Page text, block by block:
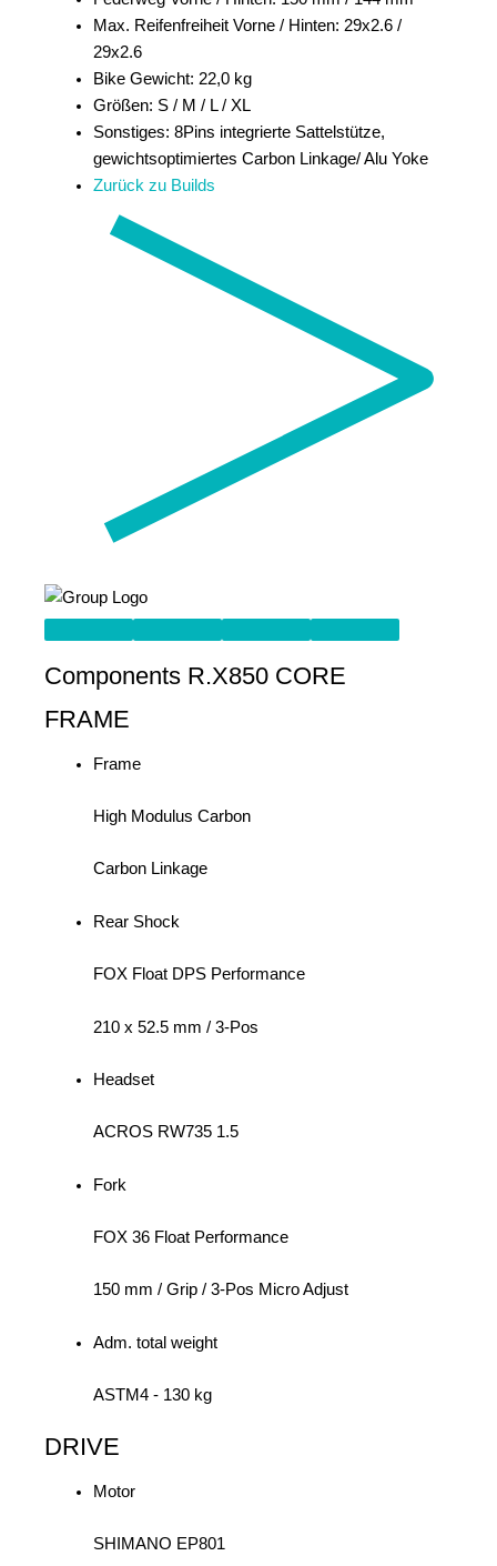
Max. Reifenfreiheit Vorne / Hinten: 29x2.6 /
29x2.6
Bike Gewicht: 22,0 kg
Größen: S / M / L / XL
Sonstiges: 8Pins integrierte Sattelstütze,
gewichtsoptimiertes Carbon Linkage/ Alu Yoke
Zurück zu Builds
Components R.X850 CORE
FRAME
Frame
High Modulus Carbon
Carbon Linkage
Rear Shock
FOX Float DPS Performance
210 x 52.5 mm / 3-Pos
Headset
ACROS RW735 1.5
Fork
FOX 36 Float Performance
150 mm / Grip / 3-Pos Micro Adjust
Adm. total weight
ASTM4 - 130 kg
DRIVE
Motor
SHIMANO EP801